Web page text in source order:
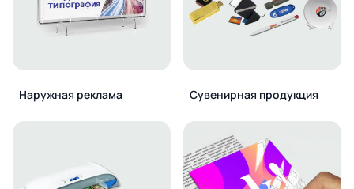
Наружная реклама Сувенирная продукция